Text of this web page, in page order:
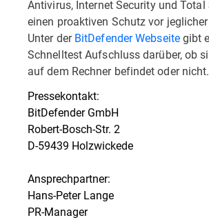
Antivirus, Internet Security und Total
einen proaktiven Schutz vor
Unter derBitDefender Webseitegibt
Schnelltest Aufschluss darüber, ob
auf dem Rechner befindet oder nicht.
Pressekontakt:
BitDefender GmbH
Robert-Bosch-Str. 2
D-59439 Holzwickede
Ansprechpartner:
Hans-Peter Lange
PR-Manager